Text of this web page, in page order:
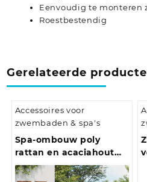
Eenvoudig te monteren
Roestbestendig
Gerelateerde
Accessoires voor
zwembaden & spa's
Spa-ombouw poly
rattan en acaciahout
zwart